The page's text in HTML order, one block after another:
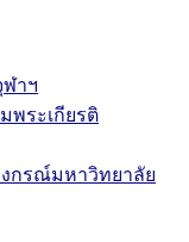
าฯ
พระเกียรติ
กรณ์มหาวิทยาลัย